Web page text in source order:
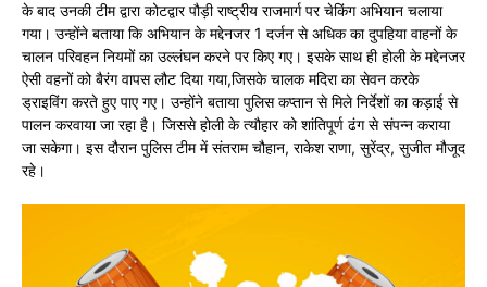
के बाद उनकी टीम द्वारा कोटद्वार पौड़ी राष्ट्रीय राजमार्ग पर चेकिंग अभियान चलाया
गया। उन्होंने बताया कि अभियान के मद्देनजर 1 दर्जन से अधिक का दुपहिया वाहनों के
चालन परिवहन नियमों का उल्लंघन करने पर किए गए। इसके साथ ही होली के मद्देनजर
ऐसी वहनों को बैरंग वापस लौट दिया गया,जिसके चालक मदिरा का सेवन करके
ड्राइविंग करते हुए पाए गए। उन्होंने बताया पुलिस कप्तान से मिले निर्देशों का कड़ाई से
पालन करवाया जा रहा है। जिससे होली के त्यौहार को शांतिपूर्ण ढंग से संपन्न कराया
जा सकेगा। इस दौरान पुलिस टीम में संतराम चौहान, राकेश राणा, सुरेंद्र, सुजीत मौजूद
रहे।